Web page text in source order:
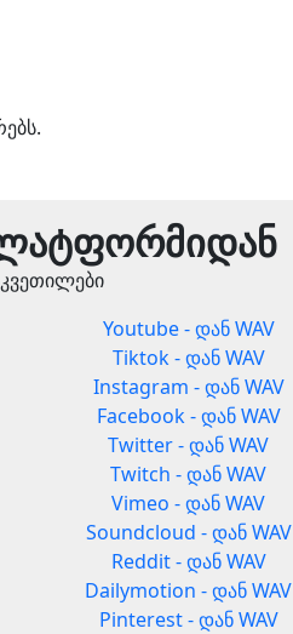
Youtube - დან WAV
Tiktok - დან WAV
Instagram - დან WAV
Facebook - დან WAV
Twitter - დან WAV
Twitch - დან WAV
Vimeo - დან WAV
Soundcloud - დან WAV
Reddit - დან WAV
Dailymotion - დან WAV
Pinterest - დან WAV